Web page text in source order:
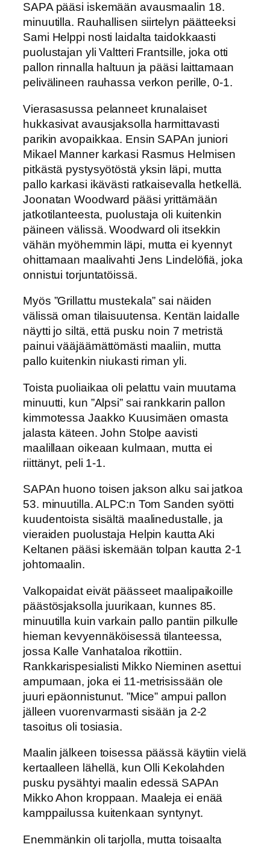
SAPA pääsi iskemään avausmaalin 18.
minuutilla. Rauhallisen siirtelyn päätteeksi
Sami Helppi nosti laidalta taidokkaasti
puolustajan yli Valtteri Frantsille, joka otti
pallon rinnalla haltuun ja pääsi laittamaan
pelivälineen rauhassa verkon perille, 0-1.
Vierasasussa pelanneet krunalaiset
hukkasivat avausjaksolla harmittavasti
parikin avopaikkaa. Ensin SAPAn juniori
Mikael Manner karkasi Rasmus Helmisen
pitkästä pystysyötöstä yksin läpi, mutta
pallo karkasi ikävästi ratkaisevalla hetkellä.
Joonatan Woodward pääsi yrittämään
jatkotilanteesta, puolustaja oli kuitenkin
päineen välissä. Woodward oli itsekkin
vähän myöhemmin läpi, mutta ei kyennyt
ohittamaan maalivahti Jens Lindelöfiä, joka
onnistui torjuntatöissä.
Myös ”Grillattu mustekala” sai näiden
välissä oman tilaisuutensa. Kentän laidalle
näytti jo siltä, että pusku noin 7 metristä
painui vääjäämättömästi maaliin, mutta
pallo kuitenkin niukasti riman yli.
Toista puoliaikaa oli pelattu vain muutama
minuutti, kun ”Alpsi” sai rankkarin pallon
kimmotessa Jaakko Kuusimäen omasta
jalasta käteen. John Stolpe aavisti
maalillaan oikeaan kulmaan, mutta ei
riittänyt, peli 1-1.
SAPAn huono toisen jakson alku sai jatkoa
53. minuutilla. ALPC:n Tom Sanden syötti
kuudentoista sisältä maalinedustalle, ja
vieraiden puolustaja Helpin kautta Aki
Keltanen pääsi iskemään tolpan kautta 2-1
johtomaalin.
Valkopaidat eivät päässeet maalipaikoille
päästösjaksolla juurikaan, kunnes 85.
minuutilla kuin varkain pallo pantiin pilkulle
hieman kevyennäköisessä tilanteessa,
jossa Kalle Vanhataloa rikottiin.
Rankkarispesialisti Mikko Nieminen asettui
ampumaan, joka ei 11-metrisissään ole
juuri epäonnistunut. ”Mice” ampui pallon
jälleen vuorenvarmasti sisään ja 2-2
tasoitus oli tosiasia.
Maalin jälkeen toisessa päässä käytiin vielä
kertaalleen lähellä, kun Olli Kekolahden
pusku pysähtyi maalin edessä SAPAn
Mikko Ahon kroppaan. Maaleja ei enää
kamppailussa kuitenkaan syntynyt.
Enemmänkin oli tarjolla, mutta toisaalta